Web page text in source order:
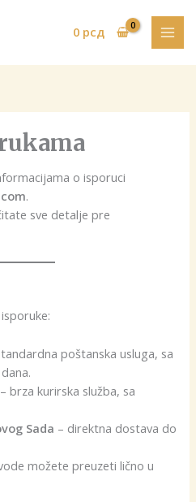
0 рсд
o isporuci
.
sve detalje pre
poštanska usluga, sa
– brza kurirska služba, sa
Sada – direktna dostava do
možete preuzeti lično u